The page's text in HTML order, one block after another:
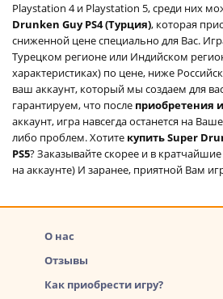
Playstation 4 и Playstation 5, среди них
Drunken Guy PS4 (Турция), которая
сниженной цене специально для Вас.
Турецком регионе или Индийском
характеристиках) по цене, ниже
ваш аккаунт, который мы создаем для
гарантируем, что после приобретения
аккаунт, игра навсегда останется на
либо проблем. Хотите купить Super
PS5? Заказывайте скорее и в
на аккаунте) И заранее, приятной Вам
О нас
Отзывы
Как приобрести игру?